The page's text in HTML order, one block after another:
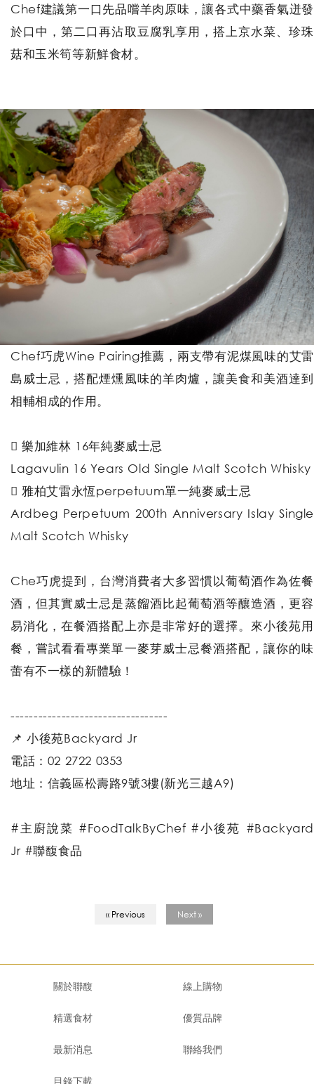
Chef建議第一口先品嚐羊肉原味，讓各式中藥香氣迸發
於口中，第二口再沾取豆腐乳享用，搭上京水菜、珍珠
菇和玉米筍等新鮮食材。
Chef巧虎Wine Pairing推薦，兩支帶有泥煤風味的艾雷
島威士忌，搭配煙燻風味的羊肉爐，讓美食和美酒達到
相輔相成的作用。
 樂加維林 16年純麥威士忌
Lagavulin 16 Years Old Single Malt Scotch Whisky
 雅柏艾雷永恆perpetuum單一純麥威士忌
Ardbeg Perpetuum 200th Anniversary Islay Single
Malt Scotch Whisky
Che巧虎提到，台灣消費者大多習慣以葡萄酒作為佐餐
酒，但其實威士忌是蒸餾酒比起葡萄酒等釀造酒，更容
易消化，在餐酒搭配上亦是非常好的選擇。來小後苑用
餐，嘗試看看專業單一麥芽威士忌餐酒搭配，讓你的味
蕾有不一樣的新體驗！
----------------------------------
📌 小後苑Backyard Jr
電話：02 2722 0353
地址：信義區松壽路9號3樓(新光三越A9)
#主廚說菜 #FoodTalkByChef #小後苑 #Backyard
Jr #聯馥食品
« Previous Next »
關於聯馥 線上購物
精選食材 優質品牌
最新消息 聯絡我們
目錄下載